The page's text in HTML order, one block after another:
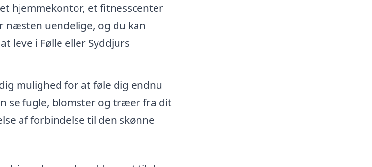
hjemmekontor, et fitnesscenter
næsten uendelige, og du kan
leve i Følle eller Syddjurs
mulighed for at føle dig endnu
se fugle, blomster og træer fra dit
af forbindelse til den skønne